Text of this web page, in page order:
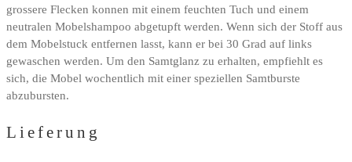
grossere Flecken konnen mit einem feuchten Tuch und einem
neutralen Mobelshampoo abgetupft werden. Wenn sich der Stoff aus
dem Mobelstuck entfernen lasst, kann er bei 30 Grad auf links
gewaschen werden. Um den Samtglanz zu erhalten, empfiehlt es
sich, die Mobel wochentlich mit einer speziellen Samtburste
abzubursten.
Lieferung